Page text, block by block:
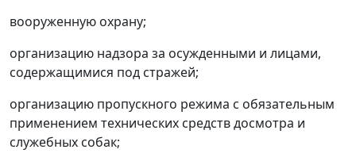
вооруженную охрану;
организацию надзора за осужденными и лицами,
содержащимися под стражей;
организацию пропускного режима с обязательным
применением технических средств досмотра и
служебных собак;